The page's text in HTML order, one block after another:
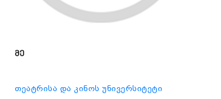
მე
თეატრისა და კინოს უნივერსიტეტი